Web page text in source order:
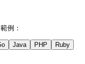
例：
Java PHP Ruby